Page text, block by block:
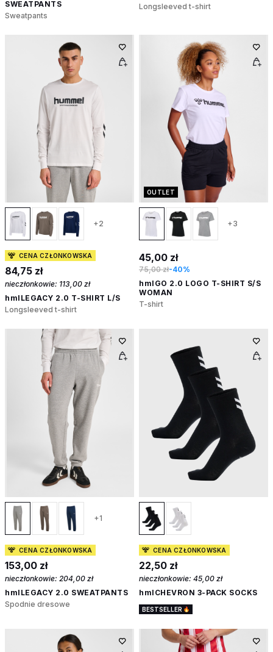
SWEATPANTS
Sweatpants
Longsleeved t-shirt
+2
CENA CZŁONKOWSKA
84,75 zł
nieczłonkowie: 113,00 zł
hmlLEGACY 2.0 T-SHIRT L/S
Longsleeved t-shirt
OUTLET
+3
45,00 zł
75,00 zł-40%
hmlGO 2.0 LOGO T-SHIRT S/S
WOMAN
T-shirt
+1
CENA CZŁONKOWSKA
153,00 zł
nieczłonkowie: 204,00 zł
hmlLEGACY 2.0 SWEATPANTS
Spodnie dresowe
CENA CZŁONKOWSKA
22,50 zł
nieczłonkowie: 45,00 zł
hmlCHEVRON 3-PACK SOCKS
BESTSELLER